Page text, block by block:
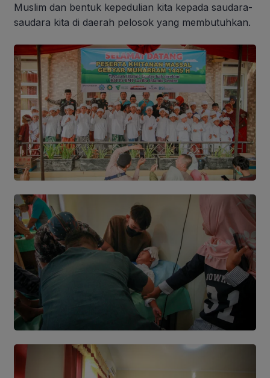
Muslim dan bentuk kepedulian kita kepada saudara-
saudara kita di daerah pelosok yang membutuhkan.